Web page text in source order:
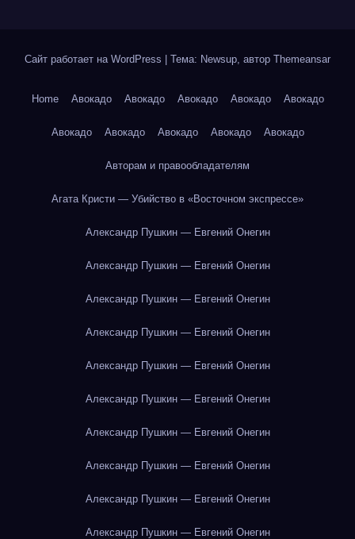
Сайт работает на WordPress Тема: Newsup, автор Themeansar
Home Авокадо Авокадо Авокадо Авокадо Авокадо
Авокадо Авокадо Авокадо Авокадо Авокадо
Авторам и правообладателям
Агата Кристи — Убийство в «Восточном экспрессе»
Александр Пушкин — Евгений Онегин
Александр Пушкин — Евгений Онегин
Александр Пушкин — Евгений Онегин
Александр Пушкин — Евгений Онегин
Александр Пушкин — Евгений Онегин
Александр Пушкин — Евгений Онегин
Александр Пушкин — Евгений Онегин
Александр Пушкин — Евгений Онегин
Александр Пушкин — Евгений Онегин
Александр Пушкин — Евгений Онегин